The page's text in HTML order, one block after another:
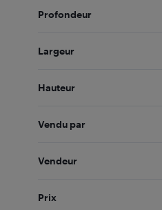
Profondeur
Largeur
Hauteur
Vendu par
Vendeur
Prix